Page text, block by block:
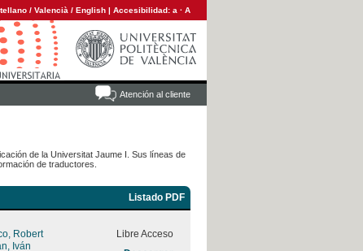
/ Valencià / English | Accesibilidad: a · A
Atención al cliente
de la Universitat Jaume I. Sus líneas de
de traductores.
Listado PDF
Robert
Iván
Libre Acceso